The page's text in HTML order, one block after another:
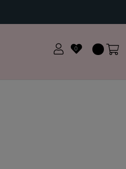
0